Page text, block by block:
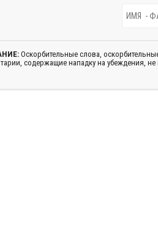
Оскорбительные слова,
содержащие нападку на убеждения, не